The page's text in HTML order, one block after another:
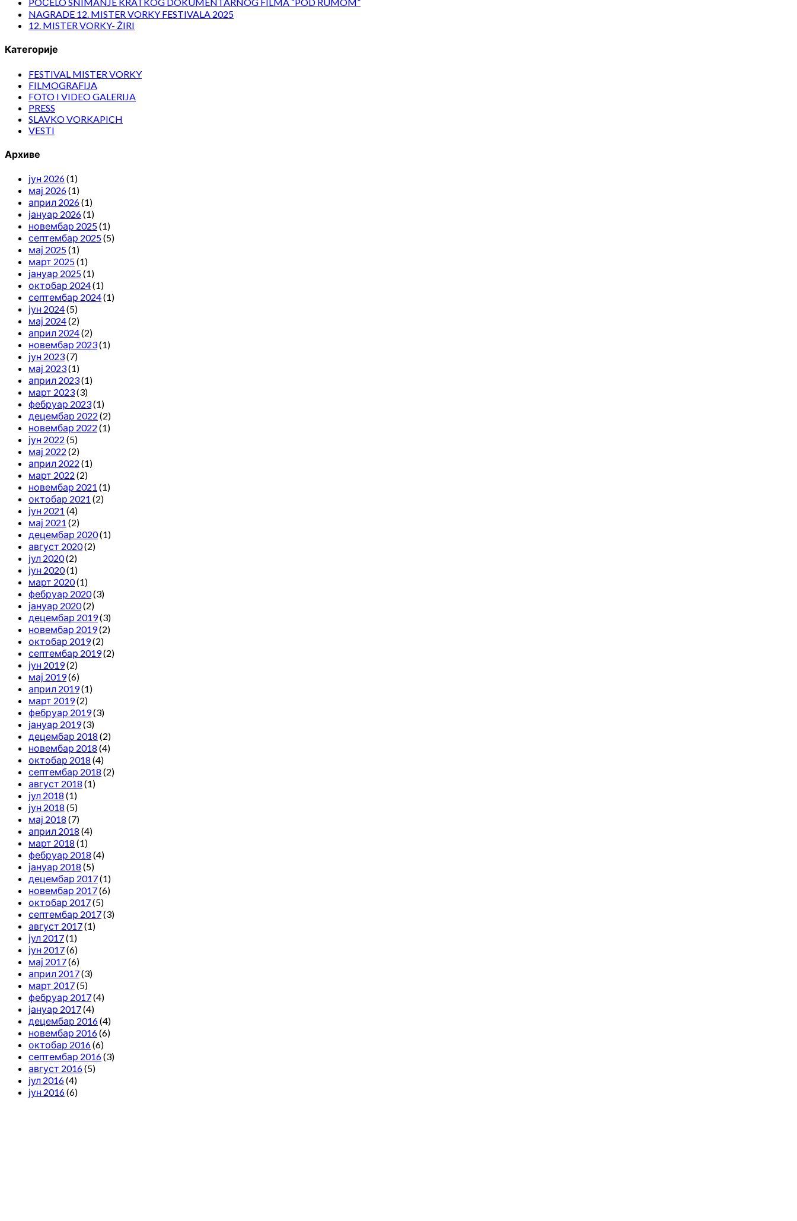
NAGRADE 12. MISTER VORKY FESTIVALA 2025
12. MISTER VORKY- ŽIRI
Категорије
FESTIVAL MISTER VORKY
FILMOGRAFIJA
FOTO I VIDEO GALERIJA
PRESS
SLAVKO VORKAPICH
VESTI
Архиве
јун 2026(1)
мај 2026(1)
април 2026(1)
јануар 2026(1)
новембар 2025(1)
септембар 2025(5)
мај 2025(1)
март 2025(1)
јануар 2025(1)
октобар 2024(1)
септембар 2024(1)
јун 2024(5)
мај 2024(2)
април 2024(2)
новембар 2023(1)
јун 2023(7)
мај 2023(1)
април 2023(1)
март 2023(3)
фебруар 2023(1)
децембар 2022 (2)
новембар 2022 (1)
јун 2022 (5)
мај 2022 (2)
април 2022 (1)
март 2022 (2)
новембар 2021 (1)
октобар 2021 (2)
јун 2021 (4)
мај 2021 (2)
децембар 2020(1)
август 2020(2)
јул 2020(2)
јун 2020(1)
март 2020(1)
фебруар 2020(3)
јануар 2020(2)
децембар 2019(3)
новембар 2019(2)
октобар 2019(2)
септембар 2019(2)
јун 2019(2)
мај 2019(6)
април 2019(1)
март 2019(2)
фебруар 2019(3)
јануар 2019(3)
децембар 2018 (2)
новембар 2018 (4)
октобар 2018 (4)
септембар 2018 (2)
август 2018 (1)
јул 2018 (1)
јун 2018 (5)
мај 2018 (7)
април 2018 (4)
март 2018 (1)
фебруар 2018 (4)
јануар 2018 (5)
децембар 2017(1)
новембар 2017(6)
октобар 2017(5)
септембар 2017(3)
август 2017(1)
јул 2017(1)
јун 2017(6)
мај 2017(6)
април 2017(3)
март 2017(5)
фебруар 2017(4)
јануар 2017(4)
децембар 2016(4)
новембар 2016(6)
октобар 2016(6)
септембар 2016(3)
август 2016(5)
јул 2016(4)
јун 2016(6)